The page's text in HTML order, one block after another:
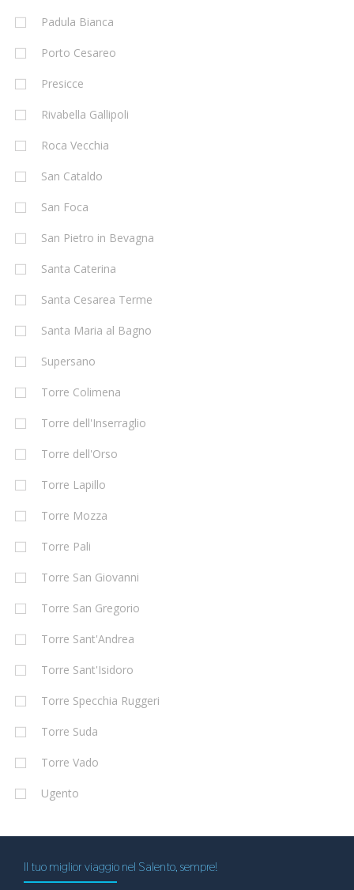
Padula Bianca
Porto Cesareo
Presicce
Rivabella Gallipoli
Roca Vecchia
San Cataldo
San Foca
San Pietro in Bevagna
Santa Caterina
Santa Cesarea Terme
Santa Maria al Bagno
Supersano
Torre Colimena
Torre dell'Inserraglio
Torre dell'Orso
Torre Lapillo
Torre Mozza
Torre Pali
Torre San Giovanni
Torre San Gregorio
Torre Sant'Andrea
Torre Sant'Isidoro
Torre Specchia Ruggeri
Torre Suda
Torre Vado
Ugento
Il tuo miglior viaggio nel Salento, sempre!